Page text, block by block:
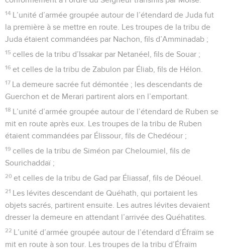
14 L’unité d’armée groupée autour de l’étendard de Juda fut
la première à se mettre en route. Les troupes de la tribu de
Juda étaient commandées par Nachon, fils d’Amminadab ;
15 celles de la tribu d’Issakar par Netanéel, fils de Souar ;
16 et celles de la tribu de Zabulon par Éliab, fils de Hélon.
17 La demeure sacrée fut démontée ; les descendants de
Guerchon et de Merari partirent alors en l’emportant.
18 L’unité d’armée groupée autour de l’étendard de Ruben se
mit en route après eux. Les troupes de la tribu de Ruben
étaient commandées par Élissour, fils de Chedéour ;
19 celles de la tribu de Siméon par Cheloumiel, fils de
Sourichaddaï ;
20 et celles de la tribu de Gad par Éliassaf, fils de Déouel.
21 Les lévites descendant de Quéhath, qui portaient les
objets sacrés, partirent ensuite. Les autres lévites devaient
dresser la demeure en attendant l’arrivée des Quéhatites.
22 L’unité d’armée groupée autour de l’étendard d’Éfraïm se
mit en route à son tour. Les troupes de la tribu d’Éfraïm